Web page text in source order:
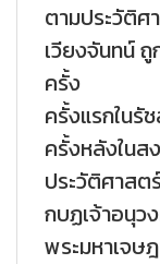
ตามประวัติศ
เวียงจันทน์
ครั้ง
ครั้งแรกในรั
ครั้งหลังในส
ประวัติศาสต
กบฏเจ้าอนุว
พระมหาเจษ